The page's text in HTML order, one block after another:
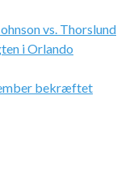
vs. Thorslund
i Orlando
bekræftet